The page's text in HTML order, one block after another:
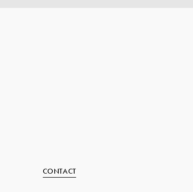
CONTACT